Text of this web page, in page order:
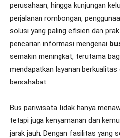
perusahaan, hingga kunjungan
perjalanan rombongan,
solusi yang paling efisien dan
pencarian informasi mengenai
semakin meningkat, terutama
mendapatkan layanan
bersahabat.
Bus pariwisata tidak hanya
tetapi juga kenyamanan dan
jarak jauh. Dengan fasilitas yang